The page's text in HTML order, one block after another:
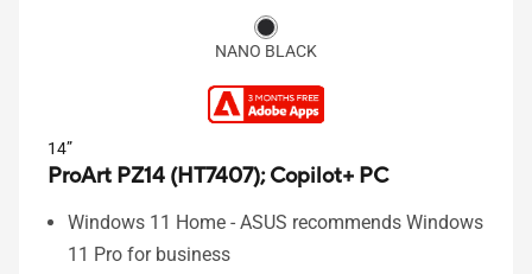
NANO BLACK
14”
ProArt PZ14 (HT7407);Copilot+ PC
Windows 11 Home - ASUS recommends Windows
11 Pro for business